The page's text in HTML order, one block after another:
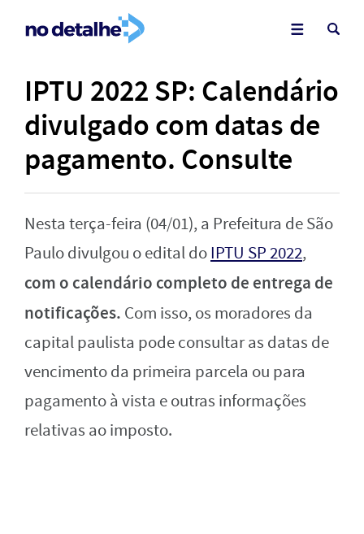
IPTU 2022 SP: Calendário
divulgado com datas de
pagamento. Consulte
Nesta terça-feira (04/01), a Prefeitura de São
Paulo divulgou o edital doIPTU SP 2022,
com o calendário completo de entrega de
notificações. Com isso, os moradores da
capital paulista pode consultar as datas de
vencimento da primeira parcela ou para
pagamento à vista e outras informações
relativas ao imposto.